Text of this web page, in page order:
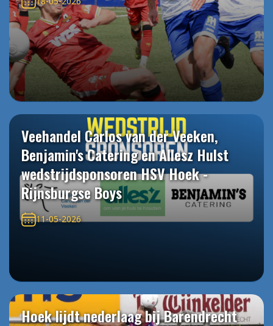
Veehandel Carlos van der Veeken,
Benjamin's Catering en Allesz Hulst
wedstrijdsponsoren HSV Hoek -
Rijnsburgse Boys
11-05-2026
Hoek lijdt nederlaag bij Barendrecht